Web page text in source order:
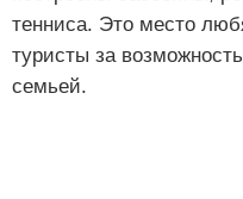
тенниса. Это место
туристы за
семьей.